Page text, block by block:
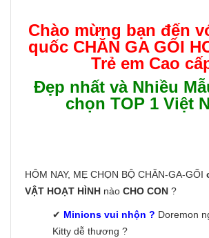
Chào mừng bạn đến
quốc CHĂN GA GỐI
Trẻ em Cao
Đẹp nhất và Nhiều
chọn TOP 1 Việt
HÔM NAY, MẸ CHỌN BỘ CHĂN-GA-GỐI
VẬT HOẠT HÌNH nào CHO CON ?
✔ Minions vui nhộn ? Doremon
Kitty dễ thương ?